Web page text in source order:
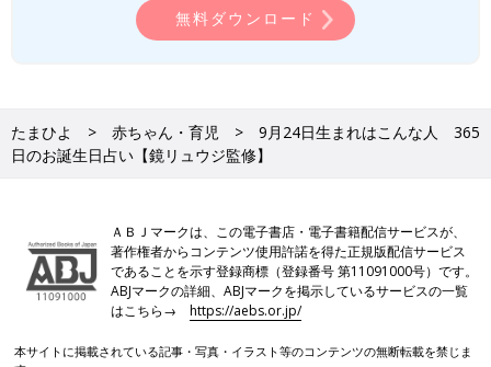
無料ダウンロード
たまひよ 赤ちゃん・育児
9月24日生まれはこんな人 365
日のお誕生日占い【鏡リュウジ監修】
ＡＢＪマークは、この電子書店・電子書籍配信サービスが、
著作権者からコンテンツ使用許諾を得た正規版配信サービス
であることを示す登録商標（登録番号 第11091000号）です。
ABJマークの詳細、ABJマークを掲示しているサービスの一覧
はこちら→https://aebs.or.jp/
本サイトに掲載されている記事・写真・イラスト等のコンテンツの無断転載を禁じま